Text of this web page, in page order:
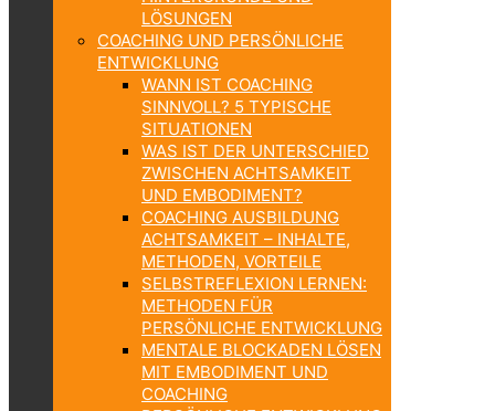
LÖSUNGEN
COACHING UND PERSÖNLICHE
ENTWICKLUNG
WANN IST COACHING
SINNVOLL? 5 TYPISCHE
SITUATIONEN
WAS IST DER UNTERSCHIED
ZWISCHEN ACHTSAMKEIT
UND EMBODIMENT?
COACHING AUSBILDUNG
ACHTSAMKEIT – INHALTE,
METHODEN, VORTEILE
SELBSTREFLEXION LERNEN:
METHODEN FÜR
PERSÖNLICHE ENTWICKLUNG
MENTALE BLOCKADEN LÖSEN
MIT EMBODIMENT UND
COACHING